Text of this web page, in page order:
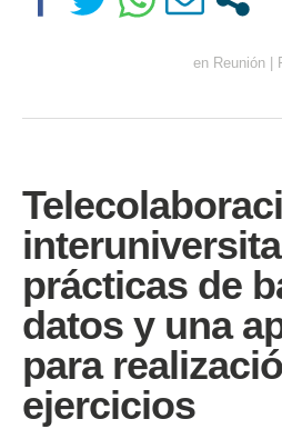
en Reunión
prácticas de
datos y una
para
ejercicios